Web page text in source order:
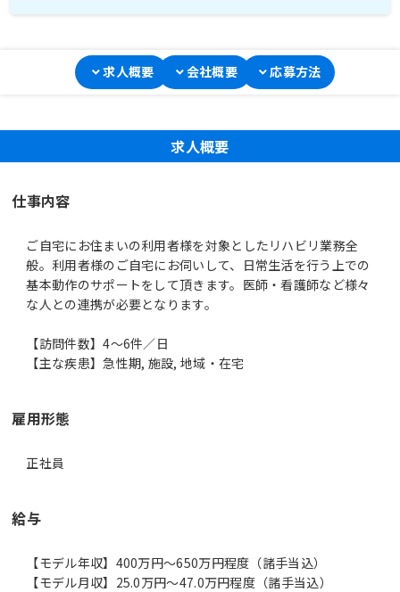
求人概要 会社概要 応募方法
求人概要
仕事内容
ご自宅にお住まいの利用者様を対象としたリハビリ業務全
般。利用者様のご自宅にお伺いして、日常生活を行う上での
基本動作のサポートをして頂きます。医師・看護師など様々
な人との連携が必要となります。
【訪問件数】4～6件／日
【主な疾患】急性期, 施設, 地域・在宅
雇用形態
正社員
給与
【モデル年収】400万円〜650万円程度（諸手当込）
【モデル月収】25.0万円〜47.0万円程度（諸手当込）